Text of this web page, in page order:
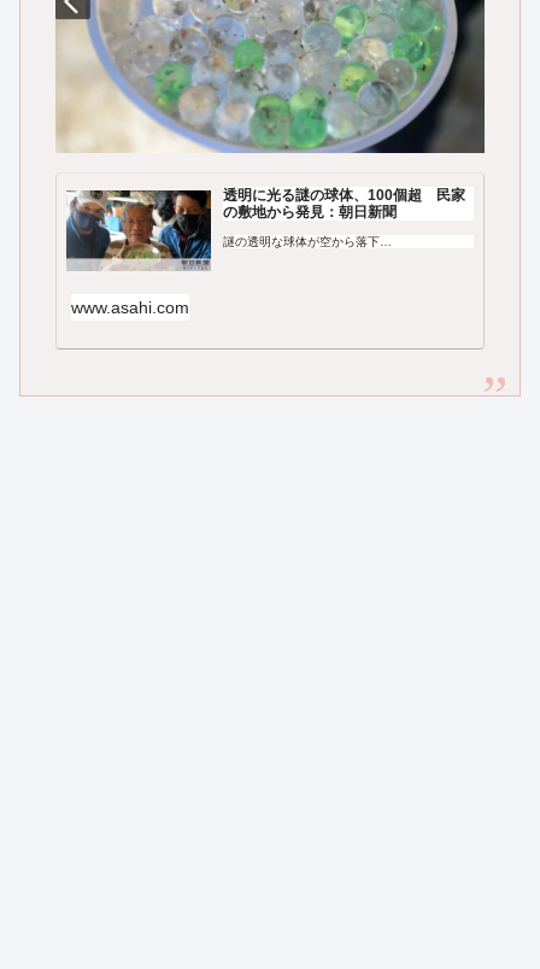
透明に光る謎の球体、100個超 民家
の敷地から発見：朝日新聞
謎の透明な球体が空から落下…
www.asahi.com